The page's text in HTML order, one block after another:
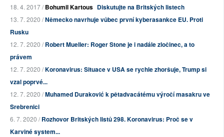
18. 4. 2017 /Bohumil Kartous Diskutujte na Britských listech
13. 7. 2020 /Německo navrhuje vůbec první kyberasankce EU. Proti
Rusku
12. 7. 2020 /Robert Mueller: Roger Stone je i nadále zločinec, a to
právem
12. 7. 2020 /Koronavirus: Situace v USA se rychle zhoršuje, Trump si
vzal poprvé...
12. 7. 2020 /Muhamed Duraković k pětadvacátému výročí masakru ve
Srebrenici
6. 7. 2020 /Rozhovor Britských listů 298. Koronavirus: Proč se v
Karviné system...